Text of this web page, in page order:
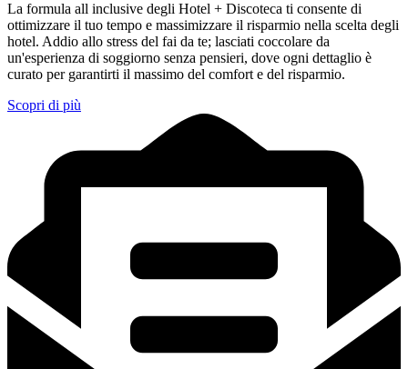
La formula all inclusive degli Hotel + Discoteca ti consente di
ottimizzare il tuo tempo e massimizzare il risparmio nella scelta degli
hotel. Addio allo stress del fai da te; lasciati coccolare da
un'esperienza di soggiorno senza pensieri, dove ogni dettaglio è
curato per garantirti il massimo del comfort e del risparmio.
Scopri di più